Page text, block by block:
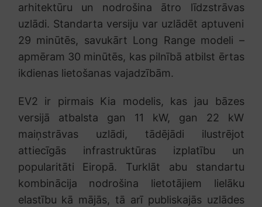
arhitektūru un nodrošina ātro līdzstrāvas
uzlādi. Standarta versiju var uzlādēt aptuveni
29 minūtēs, savukārt Long Range modeli –
apmēram 30 minūtēs, kas pilnībā atbilst ērtas
ikdienas lietošanas vajadzībām.
EV2 ir pirmais Kia modelis, kas jau bāzes
versijā atbalsta gan 11 kW, gan 22 kW
maiņstrāvas uzlādi, tādējādi ilustrējot
attiecīgās infrastruktūras izplatību un
popularitāti Eiropā. Turklāt abu standartu
kombinācija nodrošina lietotājiem lielāku
elastību kā mājās, tā arī publiskajās uzlādes